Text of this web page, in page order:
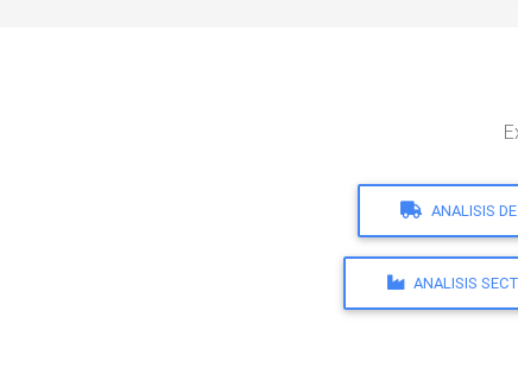
ANALISIS
ANALISIS